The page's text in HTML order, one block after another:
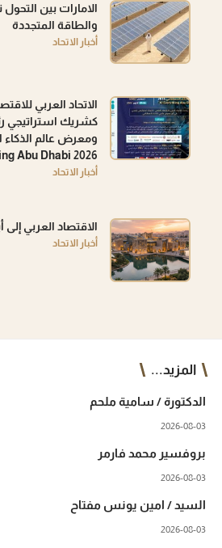
الامارات بين
والطاقة المتجددة
أخبار الاتحاد
الاتحاد العربي
كشريك استراتيجي
Abu Dhabi 2026”
أخبار الاتحاد
الاقتصاد العربي إلى
أخبار الاتحاد
المزيد...
الدكتورة / سامية ملحم
2026-08-03
بروفسير محمد فارمر
2026-08-03
السيد / امين يونس مفتاح
2026-08-03